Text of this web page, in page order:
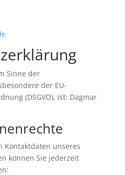
Sinne der
der EU-
(DSGVO), ist: Dagmar
Kontaktdaten unseres
können Sie jederzeit